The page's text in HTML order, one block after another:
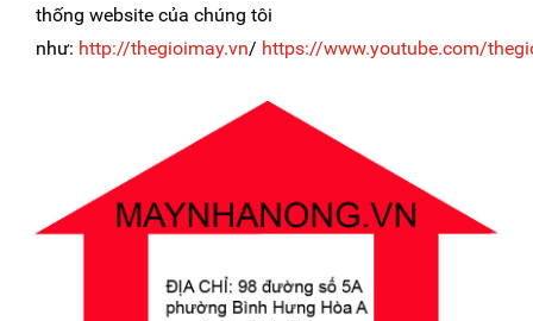
thống website của chúng tôi
như: http://thegioimay.vn/ https://www.youtube.com/